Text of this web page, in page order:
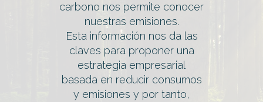
carbono nos permite conocer
nuestras emisiones.
Esta información nos da las
claves para proponer una
estrategia empresarial
basada en reducir consumos
y emisiones y por tanto,